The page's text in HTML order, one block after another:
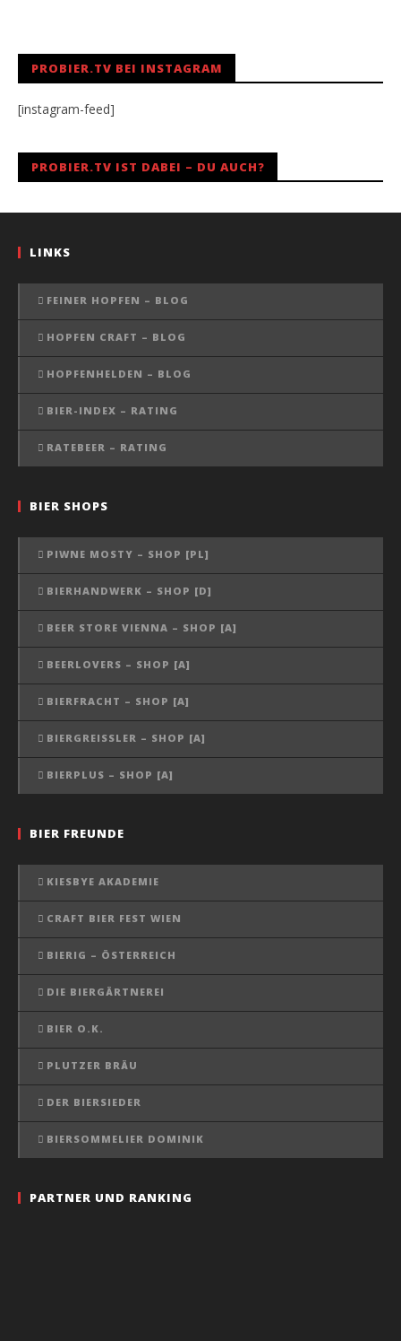
PROBIER.TV BEI INSTAGRAM
[instagram-feed]
PROBIER.TV IST DABEI – DU AUCH?
LINKS
FEINER HOPFEN – BLOG
HOPFEN CRAFT – BLOG
HOPFENHELDEN – BLOG
BIER-INDEX – RATING
RATEBEER – RATING
BIER SHOPS
PIWNE MOSTY – SHOP [PL]
BIERHANDWERK – SHOP [D]
BEER STORE VIENNA – SHOP [A]
BEERLOVERS – SHOP [A]
BIERFRACHT – SHOP [A]
BIERGREISSLER – SHOP [A]
BIERPLUS – SHOP [A]
BIER FREUNDE
KIESBYE AKADEMIE
CRAFT BIER FEST WIEN
BIERIG – ÖSTERREICH
DIE BIERGÄRTNEREI
BIER O.K.
PLUTZER BRÄU
DER BIERSIEDER
BIERSOMMELIER DOMINIK
PARTNER UND RANKING